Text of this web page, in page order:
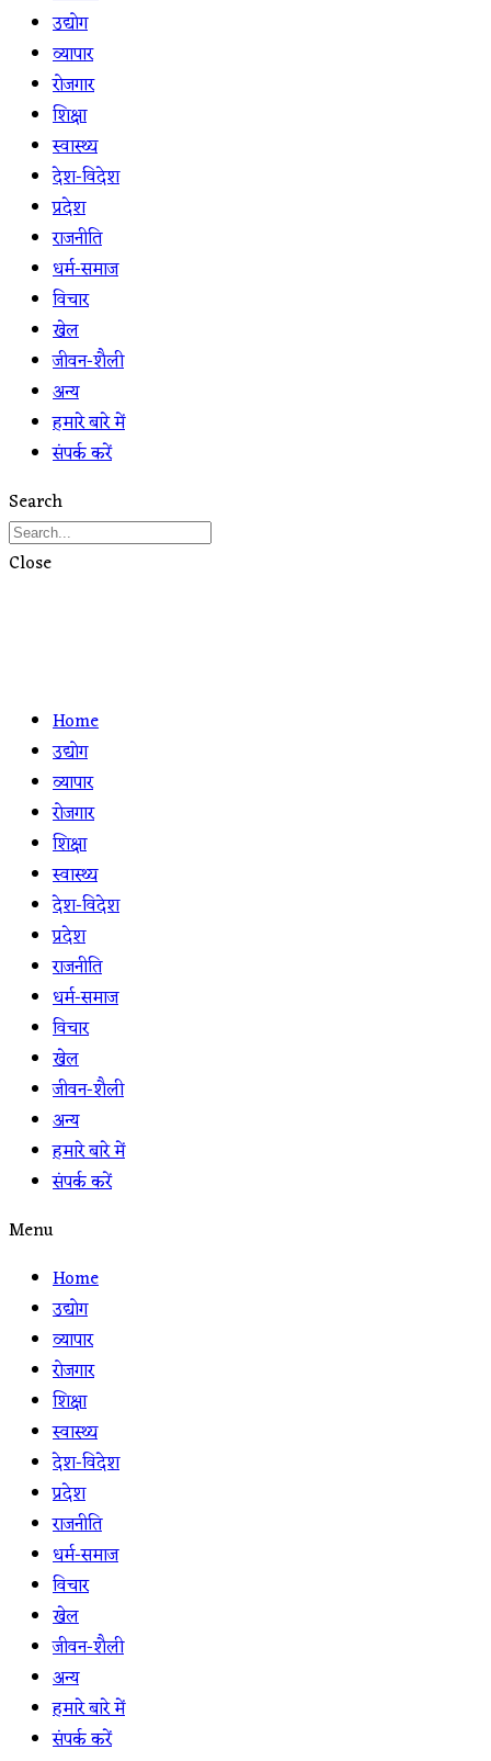
उद्योग
व्यापार
रोजगार
शिक्षा
स्वास्थ्य
देश-विदेश
प्रदेश
राजनीति
धर्म-समाज
विचार
खेल
जीवन-शैली
अन्य
हमारे बारे में
संपर्क करें
Search
Close
Home
उद्योग
व्यापार
रोजगार
शिक्षा
स्वास्थ्य
देश-विदेश
प्रदेश
राजनीति
धर्म-समाज
विचार
खेल
जीवन-शैली
अन्य
हमारे बारे में
संपर्क करें
Menu
Home
उद्योग
व्यापार
रोजगार
शिक्षा
स्वास्थ्य
देश-विदेश
प्रदेश
राजनीति
धर्म-समाज
विचार
खेल
जीवन-शैली
अन्य
हमारे बारे में
संपर्क करें